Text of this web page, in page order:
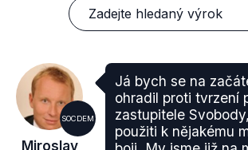
SOCDEM
Miroslav
Já bych se na
ohradil proti tvrzení
zastupitele
použiti k nějakému